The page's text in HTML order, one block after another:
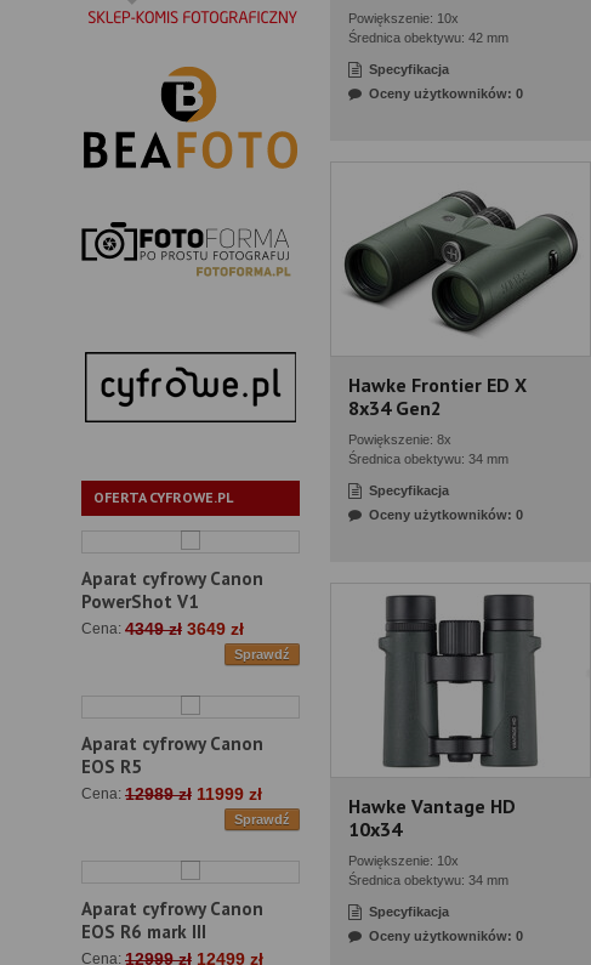
OFERTA CYFROWE.PL
Aparat cyfrowy Canon
PowerShot V1
Cena: 4349 zł 3649 zł
Sprawdź
Aparat cyfrowy Canon
EOS R5
Cena: 12989 zł 11999 zł
Sprawdź
Aparat cyfrowy Canon
EOS R6 mark III
Cena: 12999 zł 12499 zł
Powiększenie: 10x
Średnica obektywu: 42 mm
Specyfikacja
Oceny użytkowników: 0
Hawke Frontier ED X
8x34 Gen2
Powiększenie: 8x
Średnica obektywu: 34 mm
Specyfikacja
Oceny użytkowników: 0
Hawke Vantage HD
10x34
Powiększenie: 10x
Średnica obektywu: 34 mm
Specyfikacja
Oceny użytkowników: 0